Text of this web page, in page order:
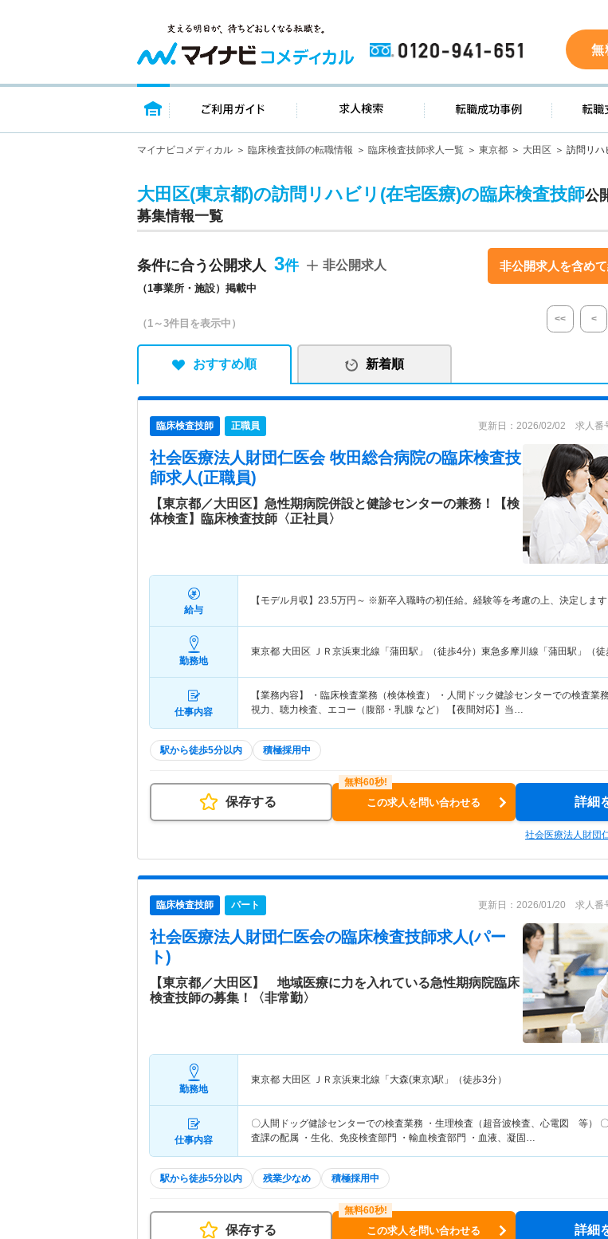
0120-941-651 無
トップページ ご利用ガイド 求人検索 転職成功事
マイナビコメディカル 臨床検査技師の転職情報 臨床検査技師求人一覧 東京都 大田区 訪問リハ
大田区(東京都)の訪問リハビリ(在宅医療)の臨床検査技師公
募集情報一覧
条件に合う公開求人 3
（1事業所・施設）掲載中
非公開求人 非公開求人を含め
（1～3件目を表示中） << <
おすすめ順 新着順
臨床検査技師 正職員 更新日：2026/02/02 求人番
社会医療法人財団仁医会 牧田総合病院の臨床検査技
師求人(正職員)
【東京都／大田区】急性期病院併設と健診センターの兼務！【検
体検査】臨床検査技師〈正社員〉
給与
【モデル月収】 23.5万円～ ※新卒入職時の初任給。経験等を考慮の上、決定します
勤務地
東京都 大田区 ＪＲ京浜東北線「蒲田駅」（徒歩4分）東急多摩川線「蒲田駅」（
仕事内容
【業務内容】 ・臨床検査業務（検体検査） ・人間ドック健診センターでの検査業
視力、聴力検査、エコー（腹部・乳腺 など） 【夜間対応】当…
駅から徒歩5分以内 積極採用中
保存する この求人を問い合わせる 詳細
社会医療法人財団
臨床検査技師 パート 更新日：2026/01/20 求人番
社会医療法人財団仁医会の臨床検査技師求人(パー
ト)
【東京都／大田区】 地域医療に力を入れている急性期病院臨床
検査技師の募集！〈非常勤〉
勤務地
東京都 大田区 ＪＲ京浜東北線「大森(東京)駅」（徒歩3分）
仕事内容
〇人間ドッグ健診センターでの検査業務 ・生理検査（超音波検査、心電図 等）
査課の配属 ・生化、免疫検査部門 ・輸血検査部門 ・血液、凝固…
駅から徒歩5分以内 残業少なめ 積極採用中
保存する この求人を問い合わせる 詳細